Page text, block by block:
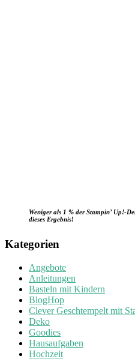
Weniger als 1 % der Stampin’ Up!-
dieses Ergebnis!
Kategorien
Angebote
Anleitungen
Basteln mit Kindern
BlogHop
Clever Geschtempelt mit
Deko
Goodies
Hausaufgaben
Hochzeit